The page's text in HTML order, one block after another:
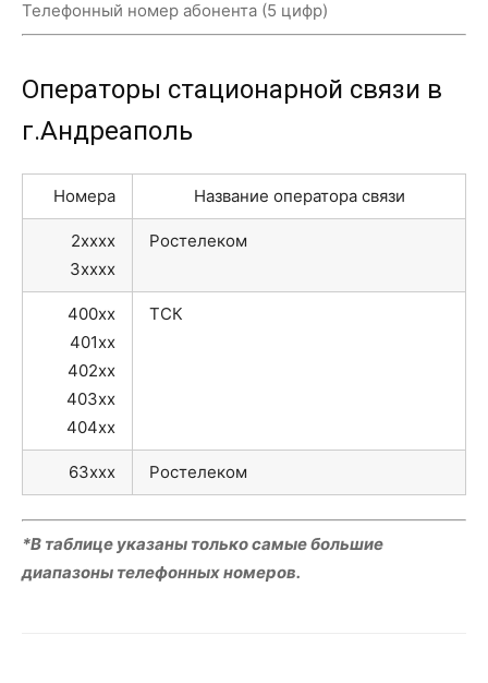
Телефонный номер абонента (5 цифр)
Операторы стационарной связи в
г.Андреаполь
Номера Название оператора связи
2xxxx
3xxxx
Ростелеком
400xx
401xx
402xx
403xx
404xx
ТСК
63xxx Ростелеком
*В таблице указаны только самые большие
диапазоны телефонных номеров.